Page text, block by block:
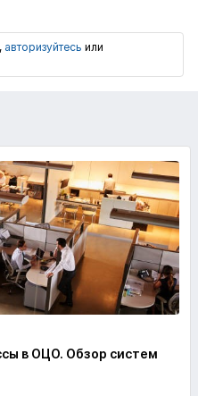
авторизуйтесь или
в ОЦО. Обзор систем